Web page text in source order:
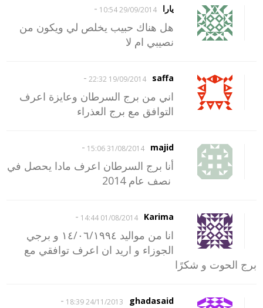
يارا 29/09/2014 10:54
-
هل هناك حبيب يخلص لي ويكون من
نصيبي ام لا
saffa
19/09/2014 22:32
-
اني من برج السرطان وعايزة اعرف
التوافق مع برج العذراء
majid
31/08/2014 15:06
-
أنا برج السرطان اعرف مادا يحصل في
نصف عام 2014
Karima
01/08/2014 14:44
-
انا من مواليد ١٤/٠٦/١٩٩٤ و برجي
الجوزاء و اريد ان اعرف توافقي مع
برج الحوت و شكرًا
ghadasaid
24/11/2013 18:39
-